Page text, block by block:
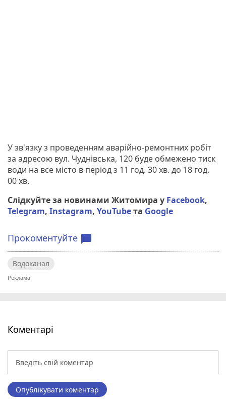
У зв'язку з проведенням аварійно-ремонтних робіт
за адресою вул. Чуднівська, 120 буде обмежено тиск
води на все місто в період з 11 год. 30 хв. до 18 год.
00 хв.
Слідкуйте за новинами Житомира у Facebook,
Telegram, Instagram, YouTubeта Google
Прокоментуйте chat_bubble
Водоканал
Коментарі
Опублікувати коментар